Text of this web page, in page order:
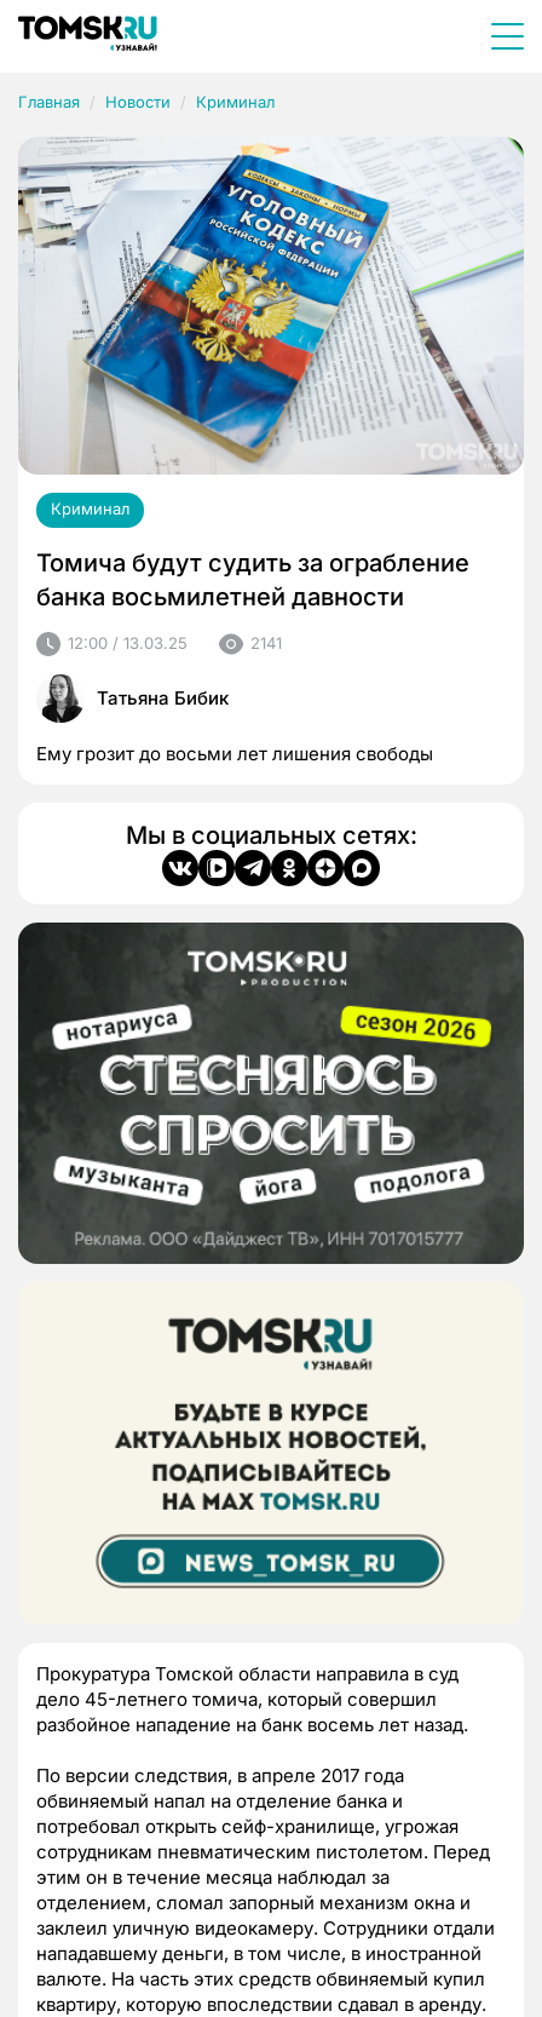
Главная Новости Криминал
Криминал
Томича будут судить за ограбление
банка восьмилетней давности
12:00 / 13.03.25 2141
Татьяна Бибик
Ему грозит до восьми лет лишения свободы
Мы в социальных сетях:
Прокуратура Томской области направила в суд
дело 45-летнего томича, который совершил
разбойное нападение на банк восемь лет назад.
По версии следствия, в апреле 2017 года
обвиняемый напал на отделение банка и
потребовал открыть сейф-хранилище, угрожая
сотрудникам пневматическим пистолетом. Перед
этим он в течение месяца наблюдал за
отделением, сломал запорный механизм окна и
заклеил уличную видеокамеру. Сотрудники отдали
нападавшему деньги, в том числе, в иностранной
валюте. На часть этих средств обвиняемый купил
квартиру, которую впоследствии сдавал в аренду.